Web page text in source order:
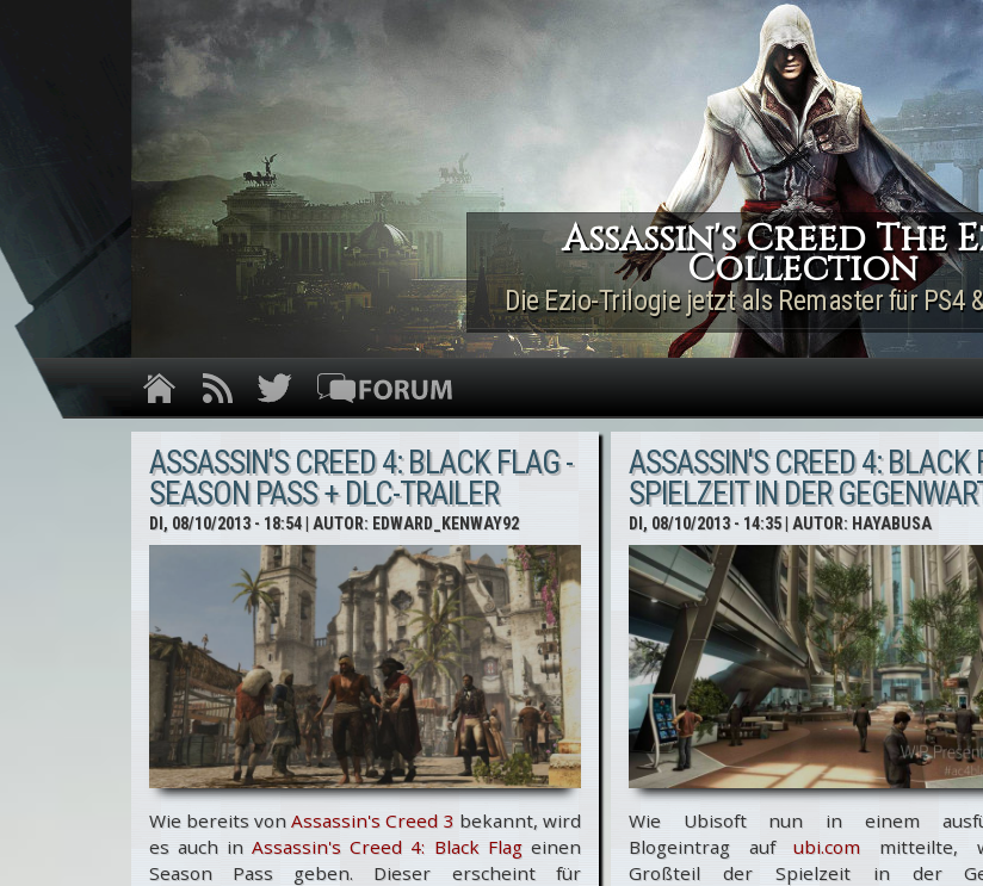
Direkt zum Inhalt
Assassin's Creed The
Collection
Die Ezio-Trilogie jetzt als Remaster für PS4
ASSASSIN'S CREED 4: BLACK FLAG -
SEASON PASS + DLC-TRAILER
DI, 08/10/2013 - 18:54| AUTOR: EDWARD_KENWAY92
Wie bereits vonAssassin's Creed 3 bekannt, wird
es auch inAssassin's Creed 4: Black Flageinen
Season Pass geben. Dieser erscheint für
ASSASSIN'S CREED 4: BLACK
SPIELZEIT IN DER
DI, 08/10/2013 - 14:35| AUTOR: HAYABUSA
Wie Ubisoft nun in einem
Blogeintrag aufubi.com mitteilte,
Großteil der Spielzeit in der